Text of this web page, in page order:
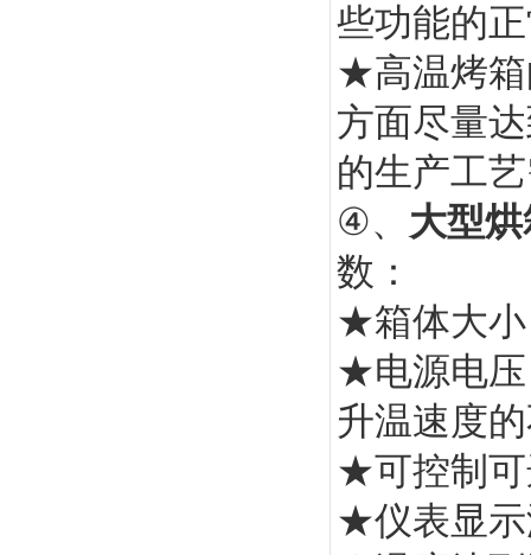
些功能的
★高温烤箱
方面尽量
的生产工
④、 大型
数：
★箱体大
★电源电
升温速度
★可控制可
★仪表显示